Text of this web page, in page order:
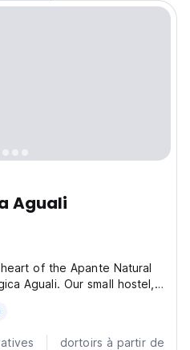
Aguali
of the Apante Natural
Aguali. Our small hostel,
the sunset, the experience
serves as the...
dortoirs à partir de